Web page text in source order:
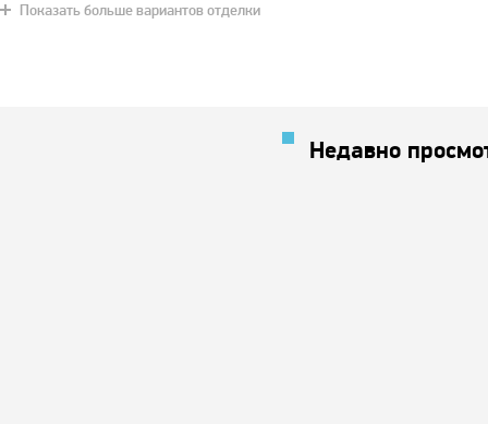
Показать больше вариантов отделки
Недавно